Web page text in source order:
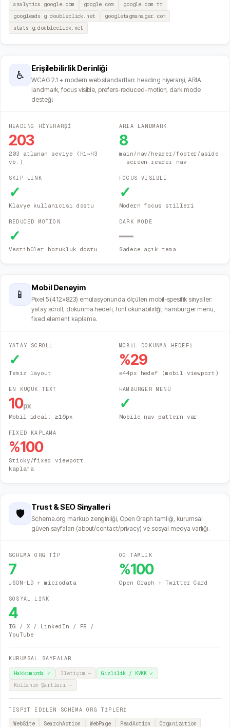
analytics.google.com google.com
google.com.tr
googleads.g.doubleclick.net
googletagmanager.com
stats.g.doubleclick.net
♿
Erişilebilirlik Derinliği
WCAG 2.1 + modern web standartları: heading hiyerarşi, ARIA
landmark, focus visible, prefers-reduced-motion, dark mode
desteği.
HEADING HİYERARŞİ
203
203 atlanan seviye (H1→H3
vb.)
ARIA LANDMARK
8
main/nav/header/footer/aside
· screen reader nav
SKIP LINK
✓
Klavye kullanıcısı dostu
FOCUS-VISIBLE
✓
Modern focus stilleri
REDUCED MOTION
✓
Vestibüler bozukluk dostu
DARK MODE
—
Sadece açık tema
📱
Mobil Deneyim
Pixel 5 (412×823) emülasyonunda ölçülen mobil-spesifik sinyaller:
yatay scroll, dokunma hedefi, font okunabilirliği, hamburger menü,
fixed element kaplama.
YATAY SCROLL
✓
Temiz layout
MOBİL DOKUNMA HEDEFİ
%29
≥44px hedef (mobil viewport)
EN KÜÇÜK TEXT
10px
Mobil ideal: ≥16px
HAMBURGER MENÜ
✓
Mobile nav pattern var
FIXED KAPLAMA
%100
Sticky/fixed viewport
kaplama
🛡️
Trust & SEO Sinyalleri
Schema.org markup zenginliği, Open Graph tamlığı, kurumsal
güven sayfaları (about/contact/privacy) ve sosyal medya varlığı.
SCHEMA.ORG TİP
7
JSON-LD + microdata
OG TAMLIK
%100
Open Graph + Twitter Card
SOSYAL LİNK
4
IG / X / LinkedIn / FB /
YouTube
KURUMSAL SAYFALAR
Hakkımızda ✓ İletişim — Gizlilik / KVKK ✓
Kullanım Şartları —
TESPİT EDİLEN SCHEMA.ORG TİPLERİ
WebSite SearchAction WebPage ReadAction Organization